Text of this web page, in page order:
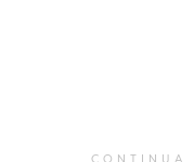
CONTINUA